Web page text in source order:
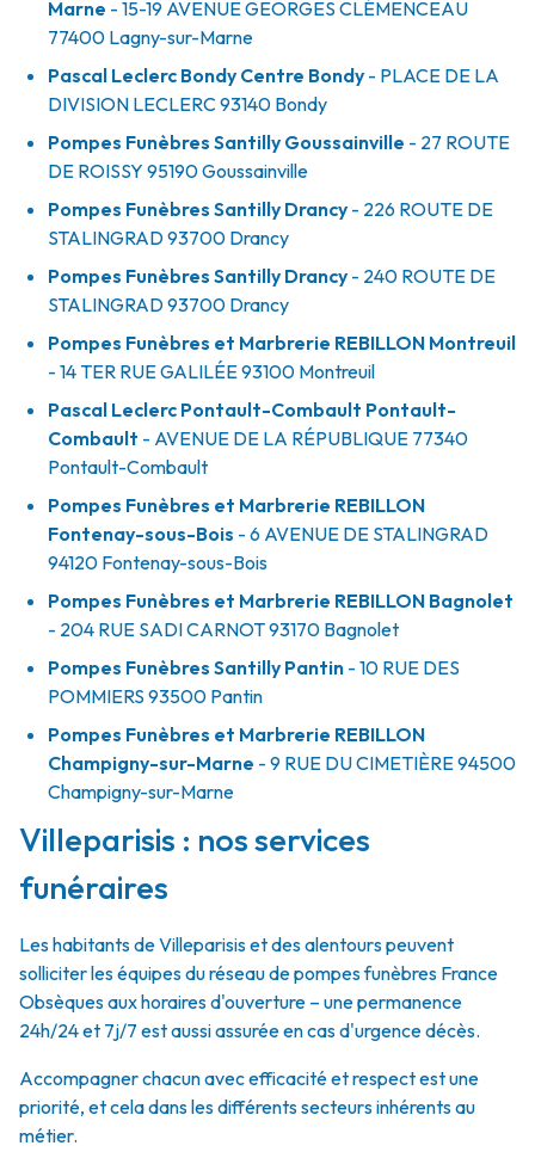
Marne - 15-19 AVENUE GEORGES CLÉMENCEAU
77400 Lagny-sur-Marne
Pascal Leclerc Bondy Centre Bondy - PLACE DE LA
DIVISION LECLERC93140 Bondy
Pompes Funèbres Santilly Goussainville - 27 ROUTE
DE ROISSY 95190Goussainville
Pompes Funèbres Santilly Drancy - 226 ROUTE DE
STALINGRAD93700 Drancy
Pompes Funèbres Santilly Drancy - 240 ROUTE DE
STALINGRAD93700 Drancy
Pompes Funèbres et Marbrerie REBILLON Montreuil
- 14 TER RUE GALILÉE93100 Montreuil
Pascal Leclerc Pontault-Combault Pontault-
Combault - AVENUE DE LA RÉPUBLIQUE 77340
Pontault-Combault
Pompes Funèbres et Marbrerie REBILLON
Fontenay-sous-Bois - 6 AVENUE DE STALINGRAD
94120 Fontenay-sous-Bois
Pompes Funèbres et Marbrerie REBILLON Bagnolet
- 204 RUE SADI CARNOT93170 Bagnolet
Pompes Funèbres Santilly Pantin - 10 RUE DES
POMMIERS 93500 Pantin
Pompes Funèbres et Marbrerie REBILLON
Champigny-sur-Marne - 9 RUE DU CIMETIÈRE94500
Champigny-sur-Marne
Villeparisis : nos services
funéraires
Les habitants de Villeparisis et des alentours peuvent
solliciter les équipes du réseau de pompes funèbres France
Obsèques aux horaires d'ouverture – une permanence
24h/24 et 7j/7 est aussi assurée en cas d'urgence décès.
Accompagner chacun avec efficacité et respect est une
priorité, et cela dans les différents secteurs inhérents au
métier.